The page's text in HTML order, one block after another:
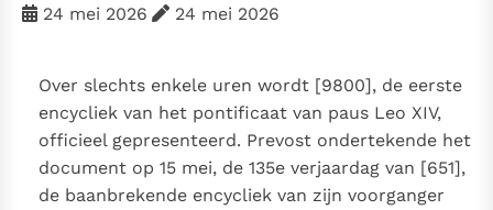
In Christus wordt onze honger vervuld
Leer de kostbare parel van Gods koninkrijk te
herkennen
Gods Koninkrijk groeit stilletjes door liefde, niet door
dwang
De mystiek. De mystieke verschijnselen en de
24 mei 2026 24 mei 2026
Over slechts enkele uren wordt [9800], de eerste
encycliek van het pontificaat van paus Leo XIV,
officieel gepresenteerd. Prevost ondertekende het
document op 15 mei, de 135e verjaardag van [651],
de baanbrekende encycliek van zijn voorganger